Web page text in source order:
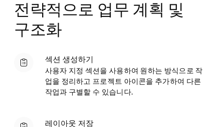
전략적으로 업무 계획 및
구조화
섹션 생성하기
사용자 지정 섹션을 사용하여 원하는 방식으로 작
업을 정리하고 프로젝트 아이콘을 추가하여 다른
작업과 구별할 수 있습니다.
레이아웃 저장